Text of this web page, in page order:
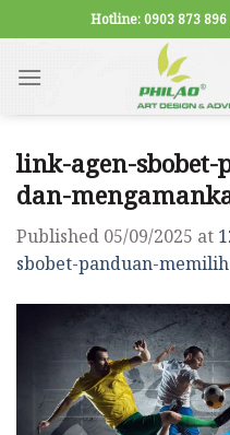
to
content
Hotline: 0903 873
link-agen-
dan-
Published 05/09/2025 at
sbobet-panduan-